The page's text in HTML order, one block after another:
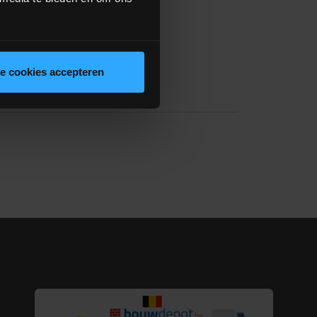
cookies accepteren